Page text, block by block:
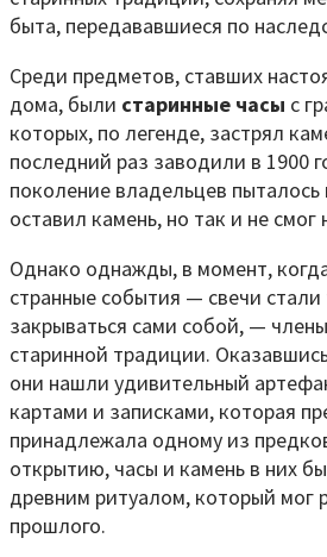
быта, передававшиеся по
Среди предметов, ставших
дома, были старинные часы с
которых, по легенде, застрял
последний раз заводили в 1900
поколение владельцев
оставил камень, но так и не смог
Однако однажды, в момент,
странные события — свечи стали
закрываться сами собой, —
старинной традиции.
они нашли удивительный
картами и записками, которая
принадлежала одному из
открытию, часы и камень в них
древним ритуалом, который мог
прошлого.